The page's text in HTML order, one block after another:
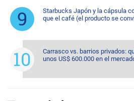
Starbucks Japón y la cápsula
que el café (el producto se
Carrasco vs. barrios privados:
unos US$ 600.000 en el